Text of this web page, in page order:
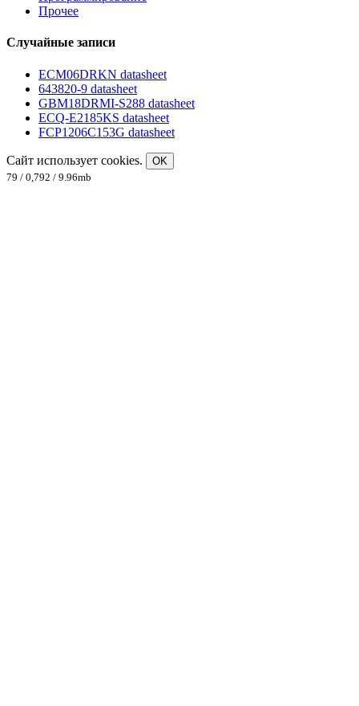
Прочее
Случайные записи
ECM06DRKN datasheet
643820-9 datasheet
GBM18DRMI-S288 datasheet
ECQ-E2185KS datasheet
FCP1206C153G datasheet
Сайт использует cookies.
OK
79 / 0,792 / 9.96mb